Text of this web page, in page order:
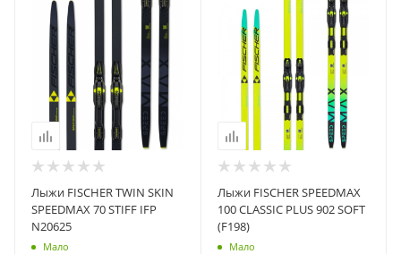
Лыжи FISCHER TWIN SKIN
SPEEDMAX 70 STIFF IFP
N20625
Мало
Лыжи FISCHER SPEEDMAX
100 CLASSIC PLUS 902 SOFT
(F198)
Мало